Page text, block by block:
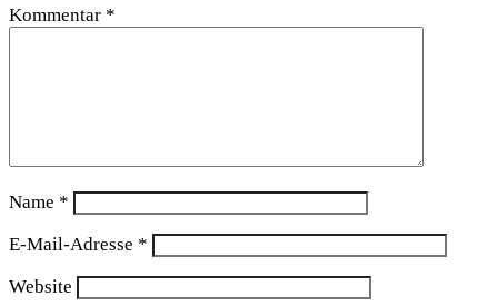
Kommentar *
Name *
E-Mail-Adresse *
Website